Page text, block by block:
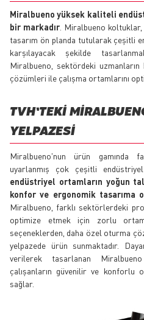
Miralbueno yüksek kaliteli
bir markadır. Miralbueno koltuklar,
tasarım ön planda tutularak çeşitli
karşılayacak şekilde
Miralbueno, sektördeki
çözümleri ile çalışma ortamlarını
TVH’TEKI
YELPAZESI
Miralbueno'nun ürün gamında
uyarlanmış çok çeşitli
endüstriyel ortamların yoğun
konfor ve ergonomik
Miralbueno, farklı sektörlerdeki
optimize etmek için zorlu
seçeneklerden, daha özel oturma
yelpazede ürün sunmaktadır.
verilerek tasarlanan
çalışanların güvenilir ve konforlu
sağlar.